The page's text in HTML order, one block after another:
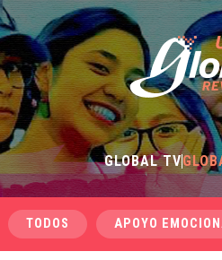
GLOBAL TV
TODOS APOYO